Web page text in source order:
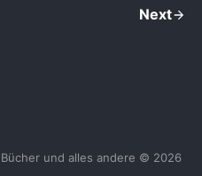
Next
und alles andere © 2026